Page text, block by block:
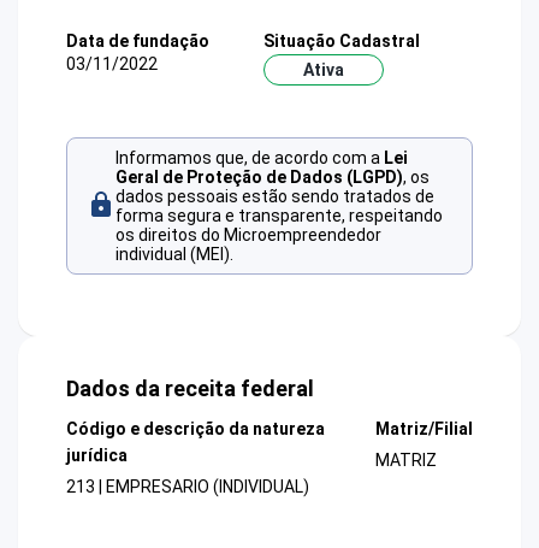
Data de fundação
03/11/2022
Situação Cadastral
Ativa
Informamos que, de acordo com a Lei
Geral de Proteção de Dados (LGPD), os
dados pessoais estão sendo tratados de
forma segura e transparente, respeitando
os direitos do Microempreendedor
individual (MEI).
Dados da receita federal
Código e descrição da natureza
jurídica
213 | EMPRESARIO (INDIVIDUAL)
Matriz/Filial
MATRIZ